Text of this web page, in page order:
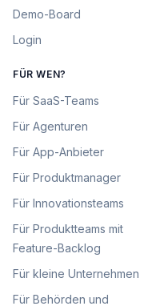
Demo-Board
Login
FÜR WEN?
Für SaaS-Teams
Für Agenturen
Für App-Anbieter
Für Produktmanager
Für Innovationsteams
Für Produktteams mit
Feature-Backlog
Für kleine Unternehmen
Für Behörden und